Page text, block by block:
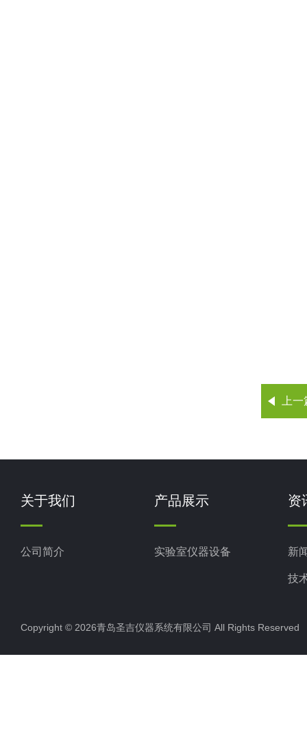
上
关于我们
公司简介
产品展示
实验室仪器设备
资
新
技
Copyright © 2026青岛圣吉仪器系统有限公司 All Rights